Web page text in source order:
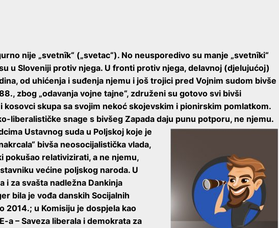
nije „svetnȋk“ („svetac“). No neusporedivo su manje „svetnȋki“
u Sloveniji protiv njega. U fronti protiv njega, delavnoj (djelujućoj)
od uhićenja i suđenja njemu i još trojici pred Vojnim sudom bivše
zbog „odavanja vojne tajne“, združeni su gotovo svi bivši
kosovci skupa sa svojim nekoć skojevskim i pionirskim pomlatkom.
liberalističke snage s bivšeg Zapada daju punu potporu, ne njemu.
Ustavnog suda u Poljskoj koje je
bivša neosocijalistička vlada,
pokušao relativizirati, a ne njemu,
većine poljskog naroda. U
i za svašta nadležna Dankinja
bila je vođa danskih Socijalnih
2014.; u Komisiju je dospjela kao
a – Saveza liberala i demokrata za